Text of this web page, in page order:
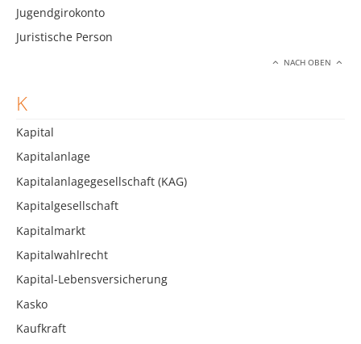
Jugendgirokonto
Juristische Person
NACH OBEN
K
Kapital
Kapitalanlage
Kapitalanlagegesellschaft (KAG)
Kapitalgesellschaft
Kapitalmarkt
Kapitalwahlrecht
Kapital-Lebensversicherung
Kasko
Kaufkraft